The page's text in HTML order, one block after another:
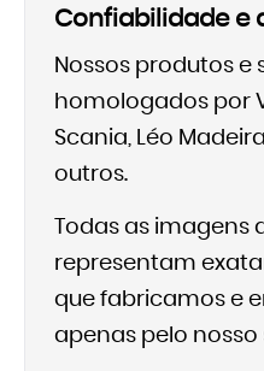
Confiabilidade e
Nossos produtos e
homologados por
Scania, Léo
outros.
Todas as imagens
representam
que fabricamos e
apenas pelo nosso